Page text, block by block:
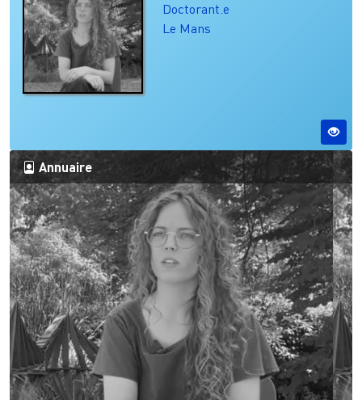
Doctorant.e
Le Mans
Annuaire